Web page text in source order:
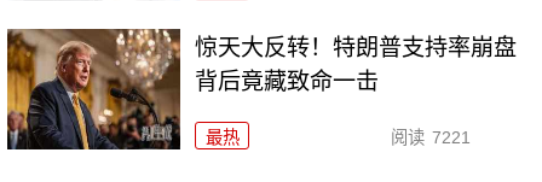
惊天大反转！特朗普支持率崩盘
背后竟藏致命一击
最热 阅读 7221